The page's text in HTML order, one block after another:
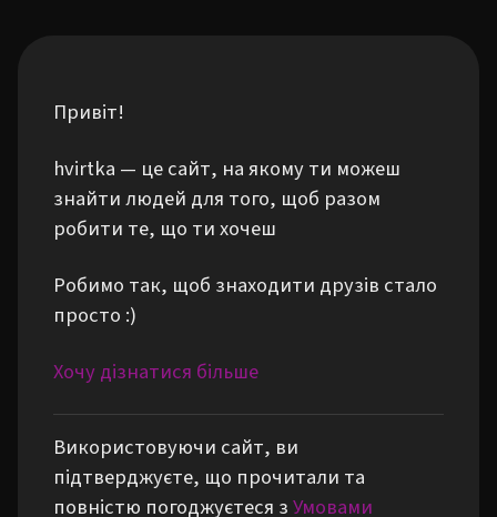
Привіт!
hvirtka — це сайт, на якому ти можеш
знайти людей для того, щоб разом
робити те, що ти хочеш
Робимо так, щоб знаходити друзів стало
просто :)
Хочу дізнатися більше
Використовуючи сайт, ви
підтверджуєте, що прочитали та
повністю погоджуєтеся зУмовами